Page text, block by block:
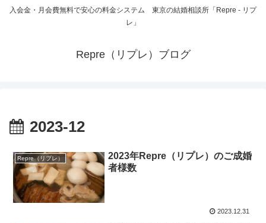
入会金・月会費無料で安心の料金システム 東京の結婚相談所「Repre - リプ
レ」
Repre（リプレ）ブログ
2023-12
Repre（リプレ）
2023年Repre（リプレ）のご成婚
者様数
2023.12.31